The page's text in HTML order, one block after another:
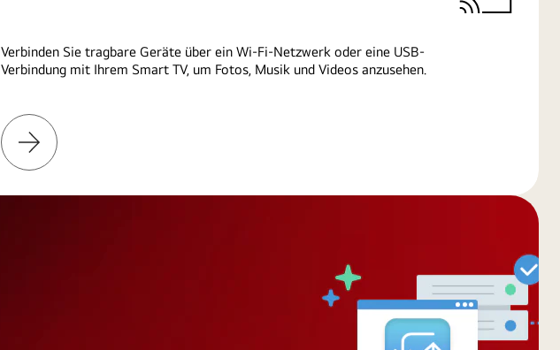
Verbinden Sie tragbare Geräte über ein Wi-Fi-Netzwerk oder eine USB-
Verbindung mit Ihrem Smart TV, um Fotos, Musik und Videos anzusehen.
Weitere
Informationen